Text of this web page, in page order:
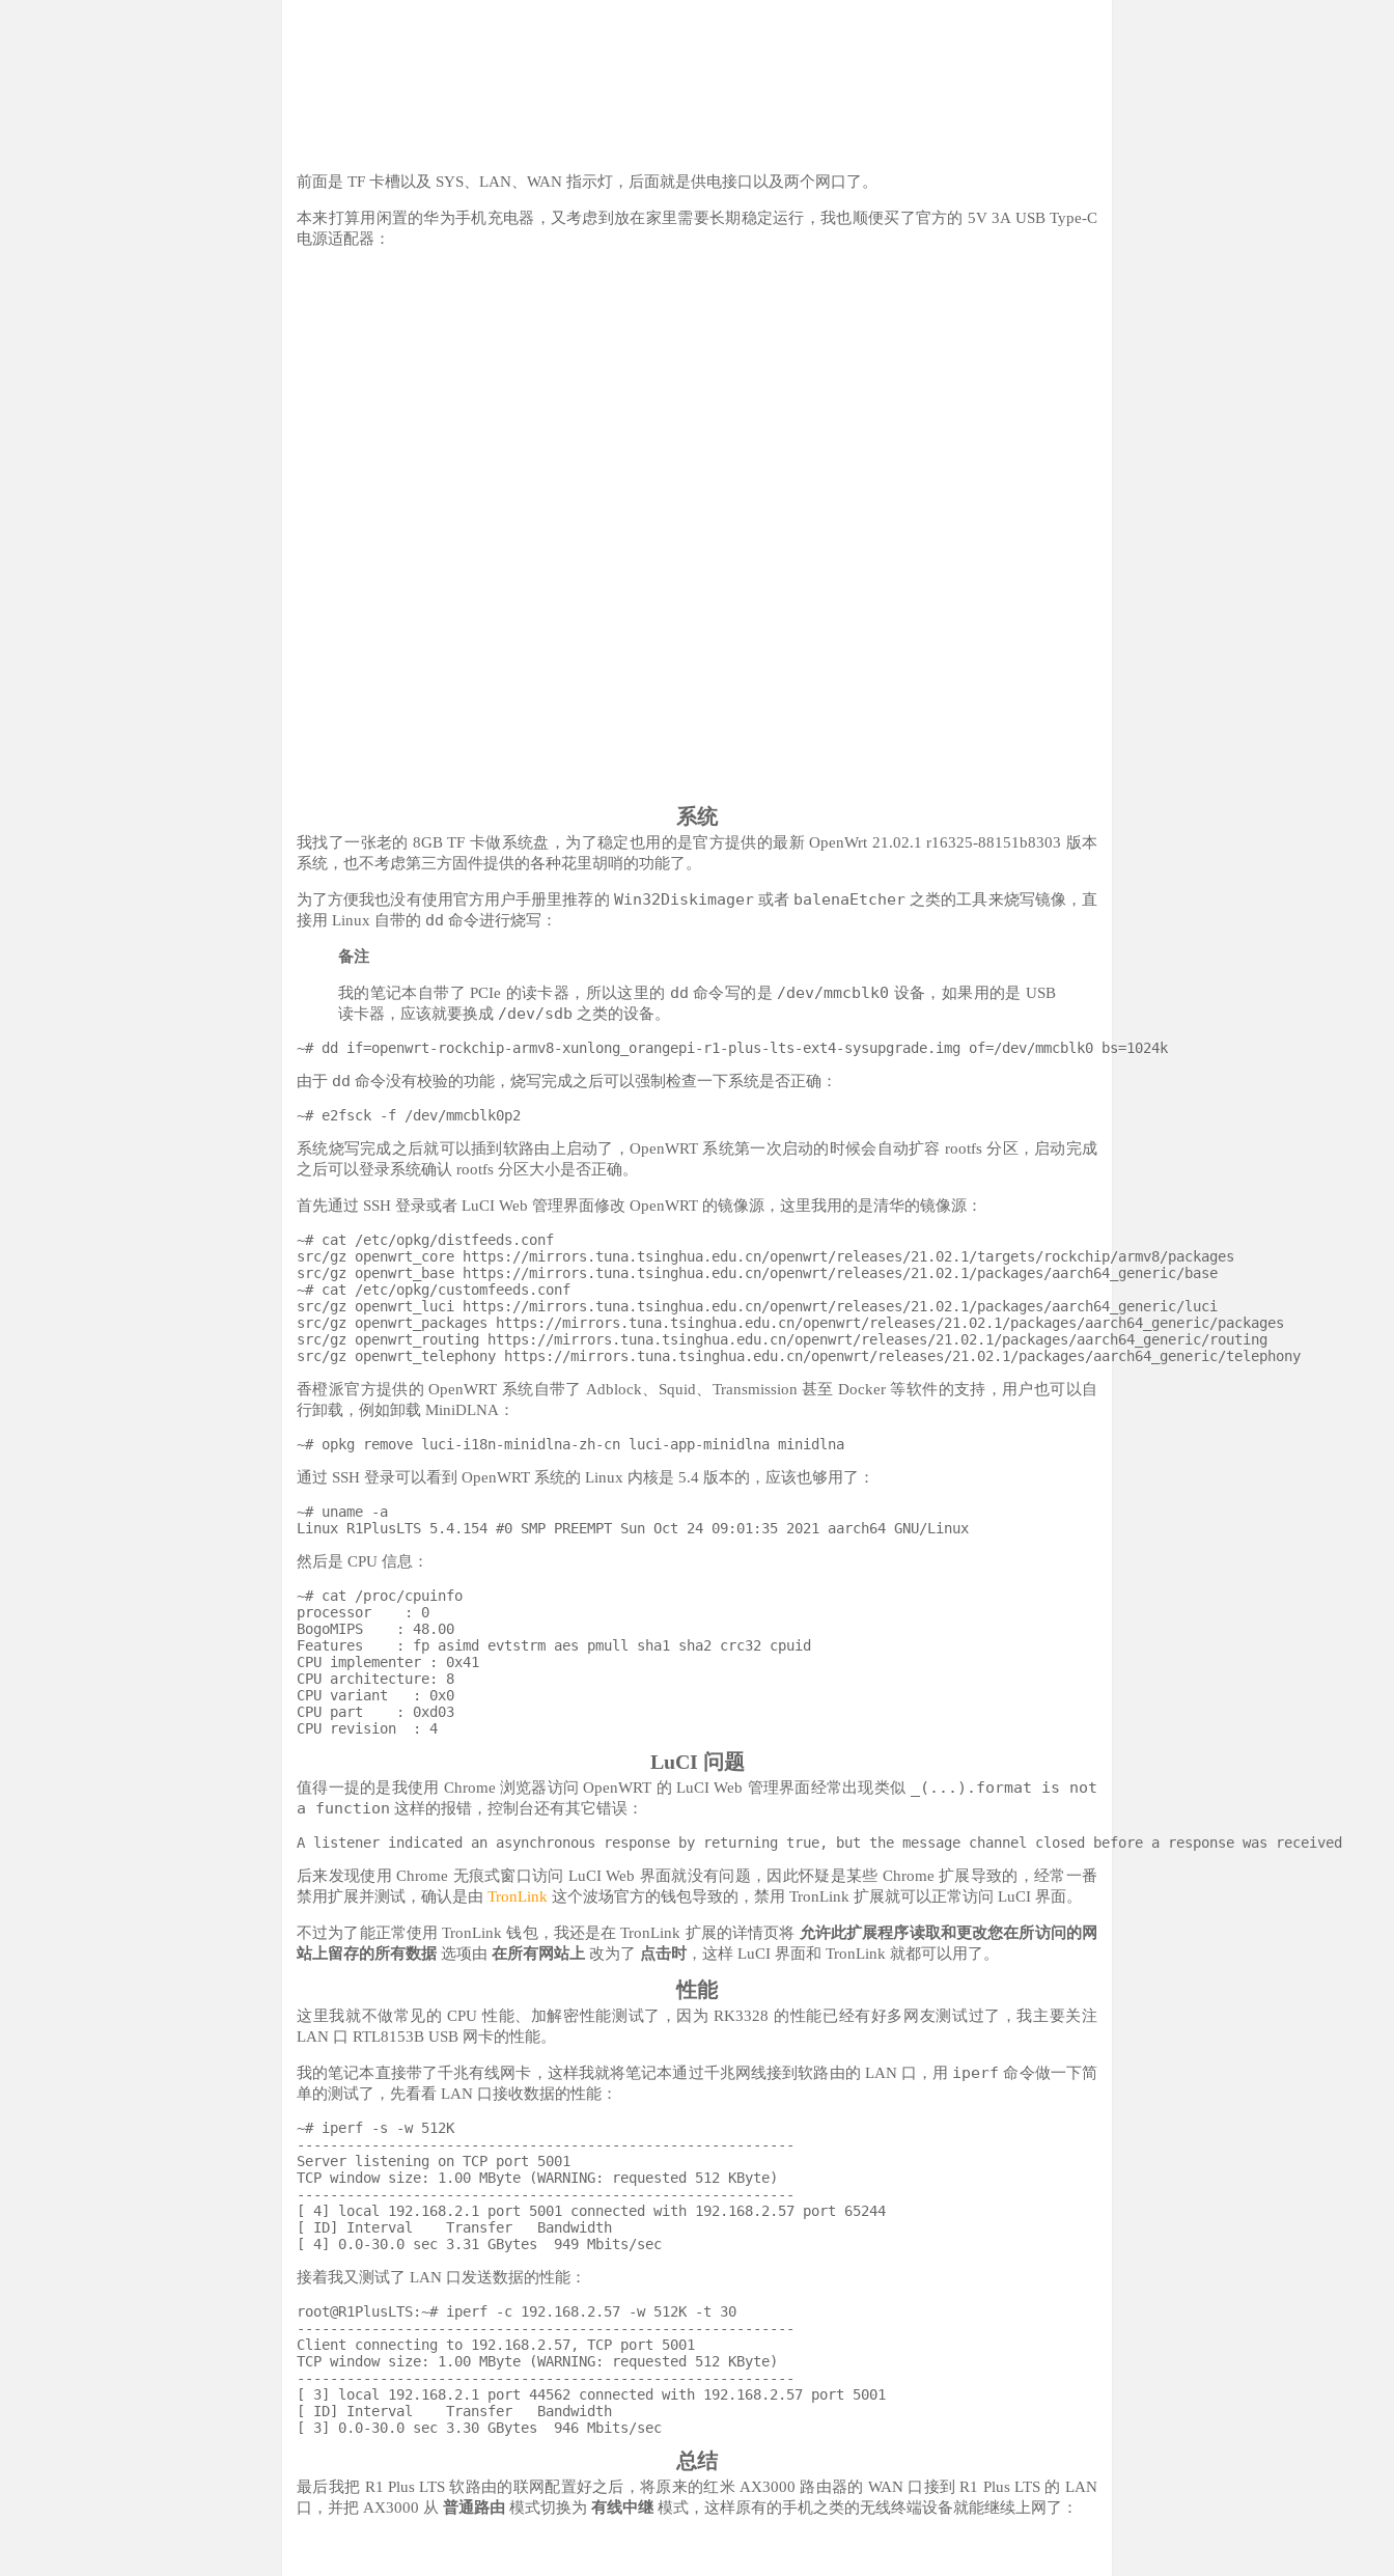
前面是 TF 卡槽以及 SYS、LAN、WAN 指示灯，后面就是供电接口以及两个网口了。
本来打算用闲置的华为手机充电器，又考虑到放在家里需要长期稳定运行，我也顺便买了官方的 5V 3A USB Type-C
电源适配器：
系统
我找了一张老的 8GB TF 卡做系统盘，为了稳定也用的是官方提供的最新 OpenWrt 21.02.1 r16325-88151b8303 版本
系统，也不考虑第三方固件提供的各种花里胡哨的功能了。
为了方便我也没有使用官方用户手册里推荐的 Win32Diskimager或者 balenaEtcher 之类的工具来烧写镜像，直
接用 Linux 自带的 dd 命令进行烧写：
备注
我的笔记本自带了 PCIe 的读卡器，所以这里的 dd 命令写的是 /dev/mmcblk0 设备，如果用的是 USB
读卡器，应该就要换成 /dev/sdb 之类的设备。
由于 dd 命令没有校验的功能，烧写完成之后可以强制检查一下系统是否正确：
系统烧写完成之后就可以插到软路由上启动了，OpenWRT 系统第一次启动的时候会自动扩容 rootfs 分区，启动完成
之后可以登录系统确认 rootfs 分区大小是否正确。
首先通过 SSH 登录或者 LuCI Web 管理界面修改 OpenWRT 的镜像源，这里我用的是清华的镜像源：
~# cat /etc/opkg/distfeeds.conf
src/gz openwrt_core https://mirrors.tuna.tsinghua.edu.cn/openwrt/releases/21.02.1/targets/rockchip/armv8/packages
src/gz openwrt_base https://mirrors.tuna.tsinghua.edu.cn/openwrt/releases/21.02.1/packages/aarch64_generic/base
~# cat /etc/opkg/customfeeds.conf
src/gz openwrt_luci https://mirrors.tuna.tsinghua.edu.cn/openwrt/releases/21.02.1/packages/aarch64_generic/luci
src/gz openwrt_packages https://mirrors.tuna.tsinghua.edu.cn/openwrt/releases/21.02.1/packages/aarch64_generic/packages
src/gz openwrt_routing https://mirrors.tuna.tsinghua.edu.cn/openwrt/releases/21.02.1/packages/aarch64_generic/routing
香橙派官方提供的 OpenWRT 系统自带了 Adblock、Squid、Transmission 甚至 Docker 等软件的支持，用户也可以自
行卸载，例如卸载 MiniDLNA：
通过 SSH 登录可以看到 OpenWRT 系统的 Linux 内核是 5.4 版本的，应该也够用了：
~# uname -a
然后是 CPU 信息：
~# cat /proc/cpuinfo
processor    : 0
BogoMIPS    : 48.00
Features    : fp asimd evtstrm aes pmull sha1 sha2 crc32 cpuid
CPU implementer : 0x41
CPU architecture: 8
CPU variant   : 0x0
CPU part    : 0xd03
LuCI 问题
值得一提的是我使用 Chrome 浏览器访问 OpenWRT 的 LuCI Web 管理界面经常出现类似
_(...).format is not
a function 这样的报错，控制台还有其它错误：
后来发现使用 Chrome 无痕式窗口访问 LuCI Web 界面就没有问题，因此怀疑是某些 Chrome 扩展导致的，经常一番
禁用扩展并测试，确认是由 TronLink 这个波场官方的钱包导致的，禁用 TronLink 扩展就可以正常访问 LuCI 界面。
不过为了能正常使用 TronLink 钱包，我还是在 TronLink 扩展的详情页将 允许此扩展程序读取和更改您在所访问的网
站上留存的所有数据 选项由 在所有网站上 改为了 点击时，这样 LuCI 界面和 TronLink 就都可以用了。
性能
这里我就不做常见的 CPU 性能、加解密性能测试了，因为 RK3328 的性能已经有好多网友测试过了，我主要关注
LAN 口 RTL8153B USB 网卡的性能。
我的笔记本直接带了千兆有线网卡，这样我就将笔记本通过千兆网线接到软路由的 LAN 口，用 iperf 命令做一下简
单的测试了，先看看 LAN 口接收数据的性能：
~# iperf -s -w 512K
------------------------------------------------------------
Server listening on TCP port 5001
TCP window size: 1.00 MByte (WARNING: requested 512 KByte)
------------------------------------------------------------
[ 4] local 192.168.2.1 port 5001 connected with 192.168.2.57 port 65244
[ ID] Interval    Transfer   Bandwidth
接着我又测试了 LAN 口发送数据的性能：
root@R1PlusLTS:~# iperf -c 192.168.2.57 -w 512K -t 30
------------------------------------------------------------
Client connecting to 192.168.2.57, TCP port 5001
TCP window size: 1.00 MByte (WARNING: requested 512 KByte)
------------------------------------------------------------
[ 3] local 192.168.2.1 port 44562 connected with 192.168.2.57 port 5001
[ ID] Interval    Transfer   Bandwidth
总结
最后我把 R1 Plus LTS 软路由的联网配置好之后，将原来的红米 AX3000 路由器的 WAN 口接到 R1 Plus LTS 的 LAN
口，并把 AX3000 从 普通路由 模式切换为 有线中继 模式，这样原有的手机之类的无线终端设备就能继续上网了：